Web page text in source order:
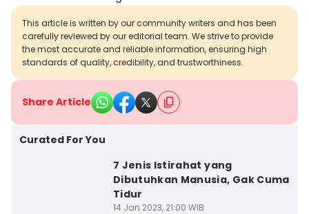
This article is written by our community writers and has been
carefully reviewed by our editorial team. We strive to provide
the most accurate and reliable information, ensuring high
standards of quality, credibility, and trustworthiness.
Share Article
Curated For You
7 Jenis Istirahat yang
Dibutuhkan Manusia, Gak Cuma
Tidur
14 Jan 2023, 21:00 WIB